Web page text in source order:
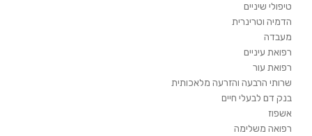
טיפולי שיניים
הדמיה וטרינרית
מעבדה
רפואת עיניים
רפואת עור
שרותי הרבעה והזרעה מלאכותית
בנק דם לבעלי חיים
אשפוז
רפואה משלימה